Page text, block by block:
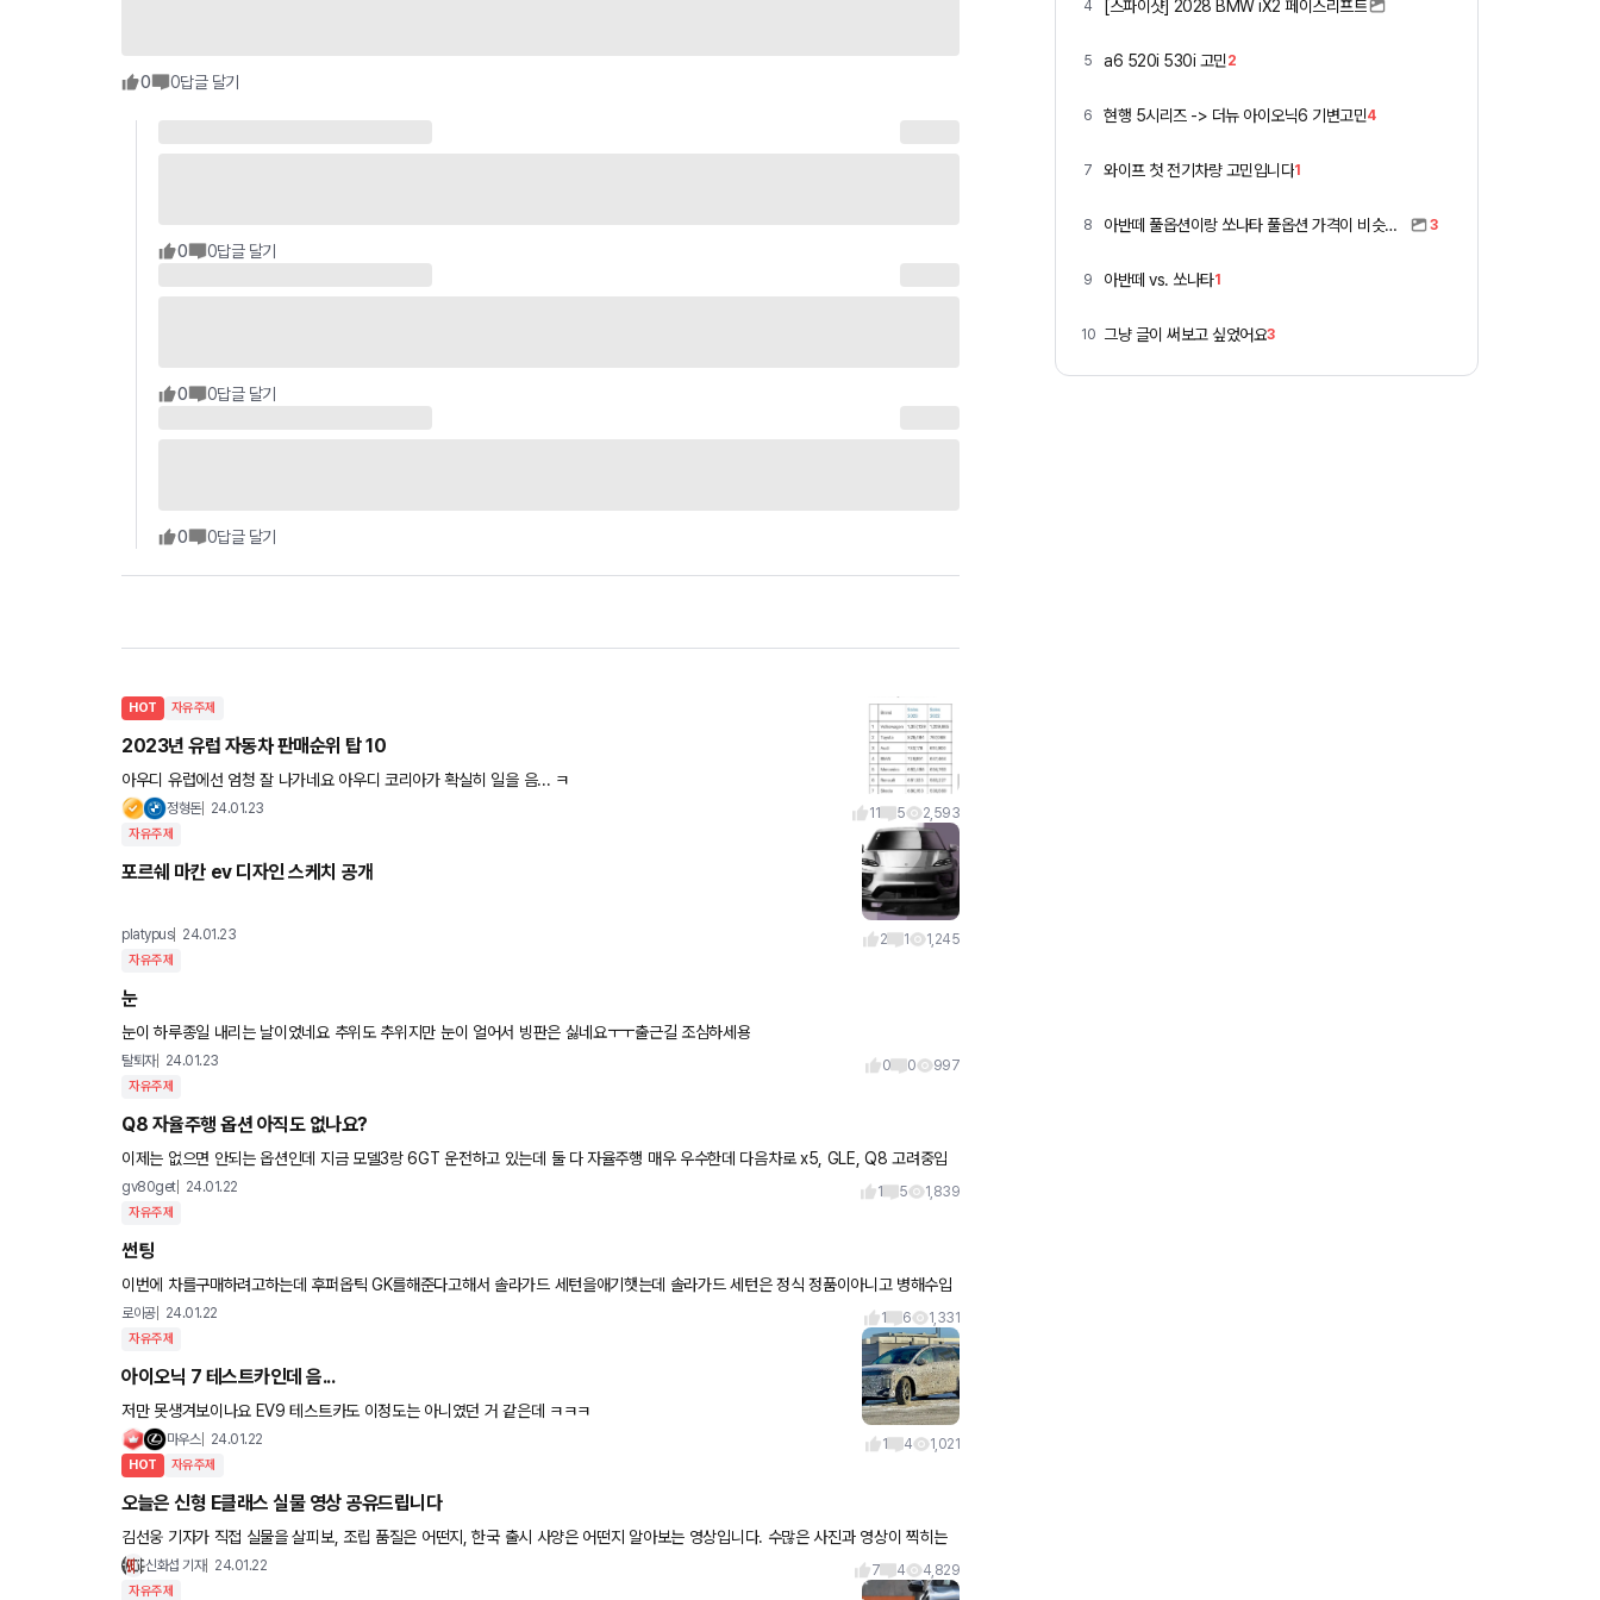
0 0답글 달기
0 0답글 달기
0 0답글 달기
0 0답글 달기
HOT 자유주제
2023년 유럽 자동차 판매순위 탑 10
아우디 유럽에선 엄청 잘 나가네요 아우디 코리아가 확실히 일을 음... ㅋ
정형돈 24.01.23 11 5 2,593
자유주제
포르쉐 마칸 ev 디자인 스케치 공개
platypus 24.01.23 2 1 1,245
자유주제
눈
눈이 하루종일 내리는 날이었네요 추위도 추위지만 눈이 얼어서 빙판은 싫네요ㅜㅜ출근길 조심하세용
탈퇴자 24.01.23 0 0 997
자유주제
Q8 자율주행 옵션 아직도 없나요?
이제는 없으면 안되는 옵션인데 지금 모델3랑 6GT 운전하고 있는데 둘 다 자율주행 매우 우수한데 다음차로 x5, GLE, Q8 고려중입
니다. Q8이 디자인은 가장 맘에 드네요.. 진짜 우르스 처
gv80get 24.01.22 1 5 1,839
자유주제
썬팅
이번에 차를구매하려고하는데 후퍼옵틱 GK를해준다고해서 솔라가드 세턴을애기햇는데 솔라가드 세턴은 정식 정품이아니고 병해수입
로이공 24.01.22 1 6 1,331
자유주제
아이오닉 7 테스트카인데 음...
저만 못생겨보이나요 EV9 테스트카도 이정도는 아니였던 거 같은데 ㅋㅋㅋ
마우스 24.01.22 1 4 1,021
HOT 자유주제
오늘은 신형 E클래스 실물 영상 공유드립니다
김선웅 기자가 직접 실물을 살피보, 조립 품질은 어떤지, 한국 출시 사양은 어떤지 알아보는 영상입니다. 수많은 사진과 영상이 찍히는
신화섭 기자 24.01.22 7 4 4,829
자유주제
4 [스파이샷] 2028 BMW iX2 페이스리프트
5 a6 520i 530i 고민 2
6 현행 5시리즈 -> 더뉴 아이오닉6 기변고민4
7 와이프 첫 전기차량 고민입니다1
8 아반떼 풀옵션이랑 쏘나타 풀옵션 가격이 비슷하네요 3
9 아반떼 vs. 쏘나타1
10 그냥 글이 써보고 싶었어요3